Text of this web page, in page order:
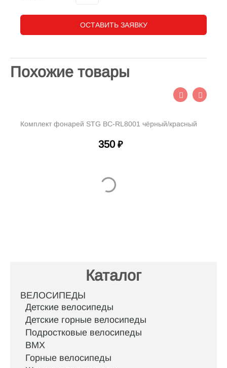
ОСТАВИТЬ ЗАЯВКУ
Похожие товары
Комплект фонарей STG BC-RL8001 чёрный/красный
350 ₽
Каталог
ВЕЛОСИПЕДЫ
Детские велосипеды
Детские горные велосипеды
Подростковые велосипеды
BMX
Горные велосипеды